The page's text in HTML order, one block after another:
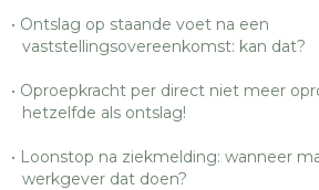
Ontslag op staande voet na een
vaststellingsovereenkomst: kan dat?
Oproepkracht per direct niet meer
hetzelfde als ontslag!
Loonstop na ziekmelding: wanneer
werkgever dat doen?